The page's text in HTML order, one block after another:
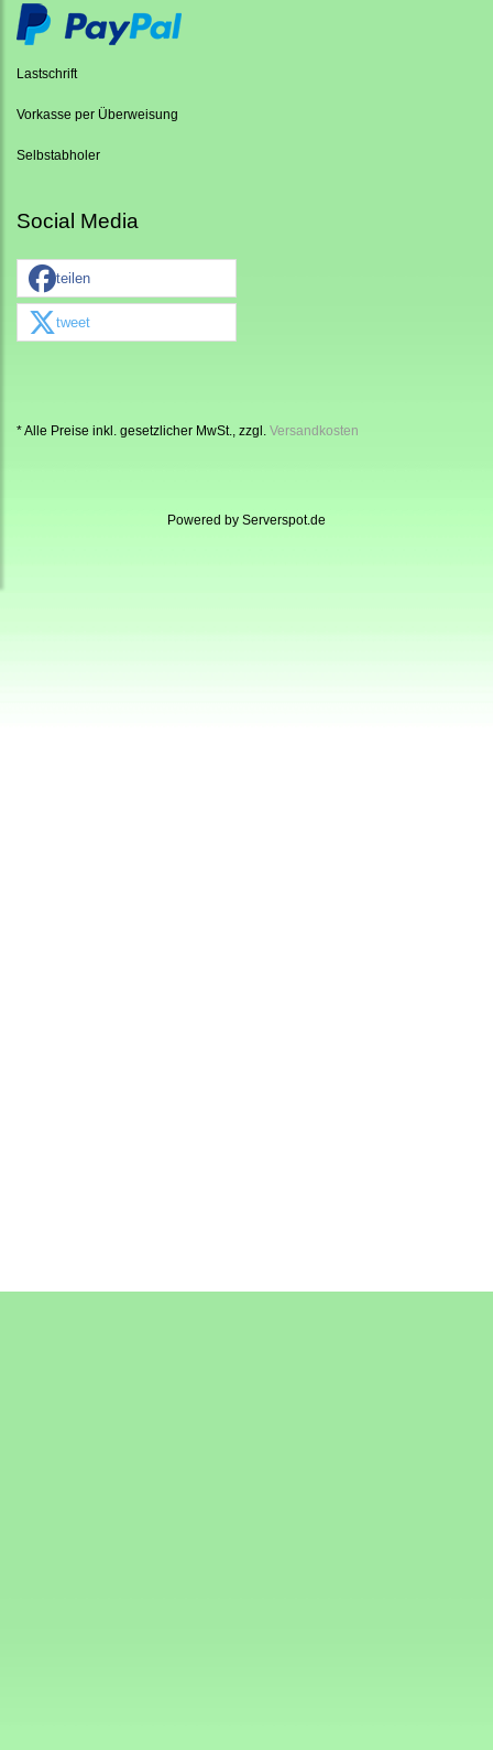
Lastschrift
Vorkasse per Überweisung
Selbstabholer
Social Media
teilen
tweet
* Alle Preise inkl. gesetzlicher MwSt., zzgl. Versandkosten
Powered by Serverspot.de